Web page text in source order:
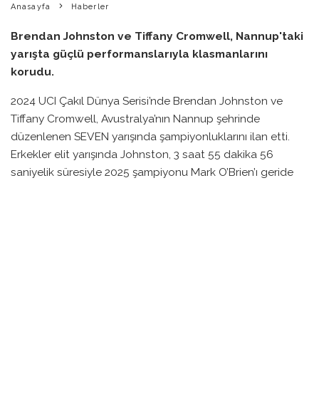
Anasayfa Haberler
Brendan Johnston ve Tiffany Cromwell, Nannup'taki
yarışta güçlü performanslarıyla klasmanlarını
korudu.
2024 UCI Çakıl Dünya Serisi’nde Brendan Johnston ve
Tiffany Cromwell, Avustralya’nın Nannup şehrinde
düzenlenen SEVEN yarışında şampiyonluklarını ilan etti.
Erkekler elit yarışında Johnston, 3 saat 55 dakika 56
saniyelik süresiyle 2025 şampiyonu Mark O’Brien’ı geride